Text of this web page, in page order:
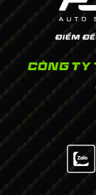
CÔNG